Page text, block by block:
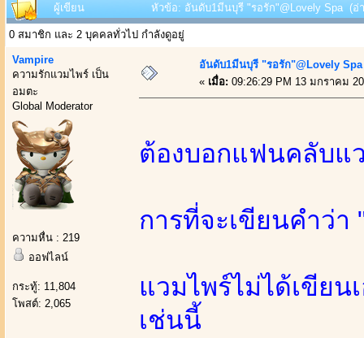
ผู้เขียน หัวข้อ: อันดับ1มีนบุรี "รอรัก"@Lovely Spa (อ่
0 สมาชิก และ 2 บุคคลทั่วไป กำลังดูอยู่
Vampire
ความรักแวมไพร์ เป็น
อมตะ
Global Moderator
ความหื่น : 219
ออฟไลน์
กระทู้: 11,804
โพสต์: 2,065
อันดับ1มีนบุรี "รอรัก"@Lovely Spa
« เมื่อ: 09:26:29 PM 13 มกราคม
ต้องบอกแฟนคลับแ
การที่จะเขียนคำว่า
แวมไพร์ไม่ได้เขียน
เช่นนี้